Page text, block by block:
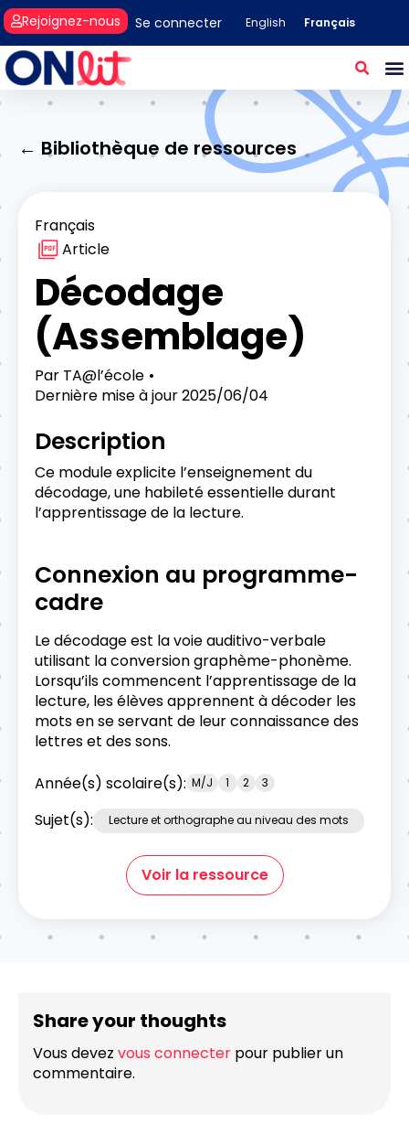
Se connecter
Rejoignez-nous English Français
← Bibliothèque de ressources
Français
Article
Décodage
(Assemblage)
Par TA@l’école
Dernière mise à jour2025/06/04
Description
Ce module explicite l’enseignement du
décodage, une habileté essentielle durant
l’apprentissage de la lecture.
Connexion au programme-
cadre
Le décodage est la voie auditivo-verbale
utilisant la conversion graphème-phonème.
Lorsqu’ils commencent l’apprentissage de la
lecture, les élèves apprennent à décoder les
mots en se servant de leur connaissance des
lettres et des sons.
Année(s) scolaire(s): M/J 1 2 3
Sujet(s): Lecture et orthographe au niveau des mots
Voir la ressource
Share your thoughts
Vous devez vous connecter pour publier un
commentaire.